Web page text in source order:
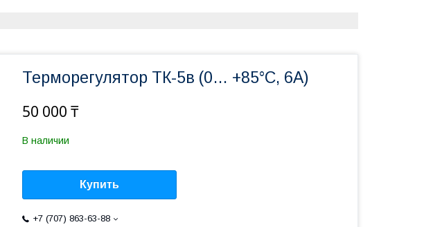
Терморегулятор ТК-5в (0… +85°C, 6А)
50 000 ₸
В наличии
Купить
+7 (707) 863-63-88